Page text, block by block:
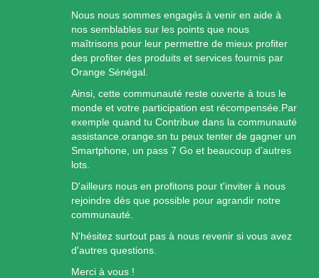
Nous nous sommes engagés à venir en aide à
nos semblables sur les points que nous
maîtrisons pour leur permettre de mieux profiter
des profiter des produits et services fournis par
Orange Sénégal.
Ainsi, cette communauté reste ouverte à tous le
monde et votre participation est récompensée.Par
exemple quand tu Contribue dans la communauté
assistance.orange.sn tu peux tenter de gagner un
Smartphone, un pass 7 Go et beaucoup d’autres
lots.
D'ailleurs nous en profitons pour t'inviter à nous
rejoindre dès que possible pour agrandir notre
communauté.
N'hésitez surtout pas à nous revenir si vous avez
d'autres questions.
Merci à vous !